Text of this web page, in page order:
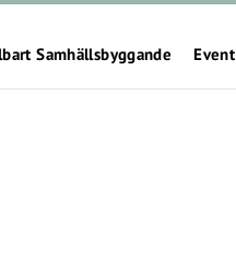
Samhällsbyggande Event